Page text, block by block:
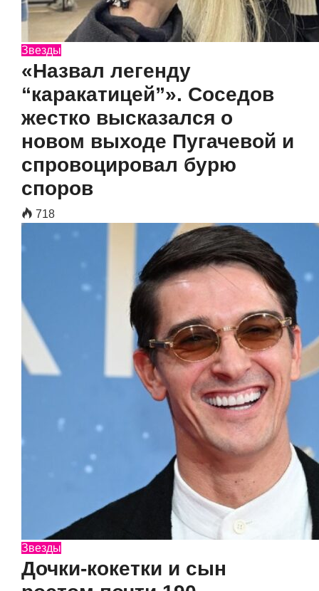
Звезды
«Назвал легенду
“каракатицей”». Соседов
жестко высказался о
новом выходе Пугачевой и
спровоцировал бурю
споров
718
Звезды
Дочки-кокетки и сын